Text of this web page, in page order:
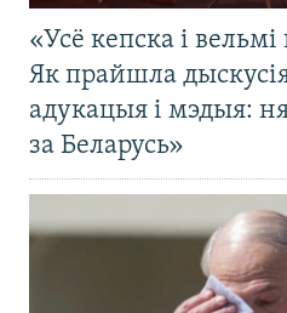
«Усё кепска і вельмі
Як прайшла
адукацыя і мэдыя:
за Беларусь»